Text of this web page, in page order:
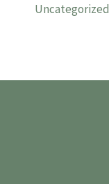
Uncategorized